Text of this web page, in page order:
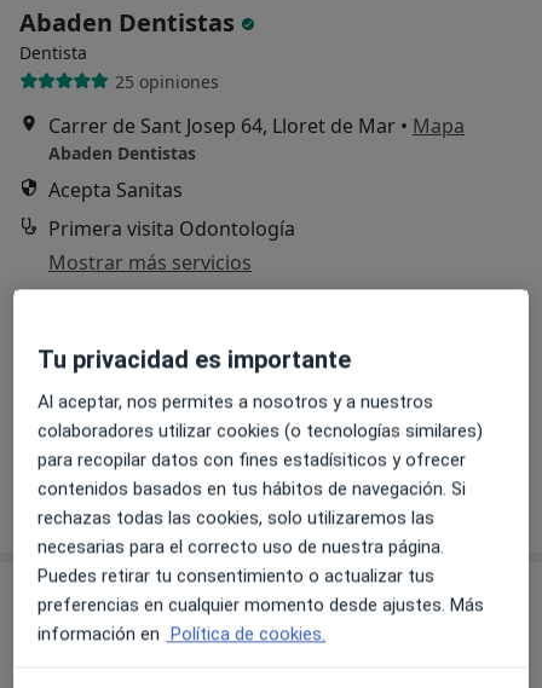
Abaden Dentistas
Dentista
25 opiniones
Carrer de Sant Josep 64, Lloret de Mar • Mapa
Abaden Dentistas
Acepta Sanitas
Primera visita Odontología
Mostrar más servicios
Domingo Obradors
Dentista
Mostrar perfil
Tu privacidad es importante
Al aceptar, nos permites a nosotros y a nuestros
colaboradores utilizar cookies (o tecnologías similares)
para recopilar datos con fines estadísiticos y ofrecer
contenidos basados en tus hábitos de navegación. Si
rechazas todas las cookies, solo utilizaremos las
necesarias para el correcto uso de nuestra página.
Puedes retirar tu consentimiento o actualizar tus
preferencias en cualquier momento desde ajustes. Más
información en Política de cookies.